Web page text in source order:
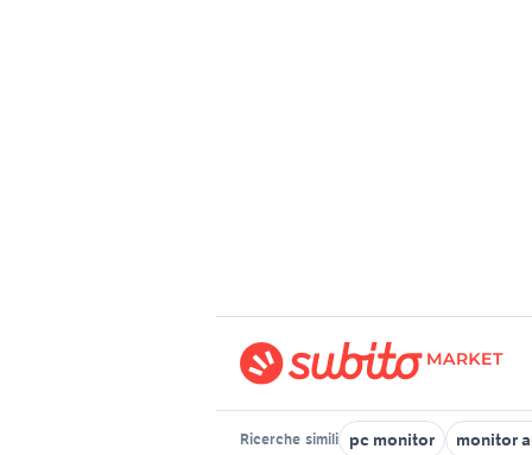
Ricerche simili pc monitor monitor